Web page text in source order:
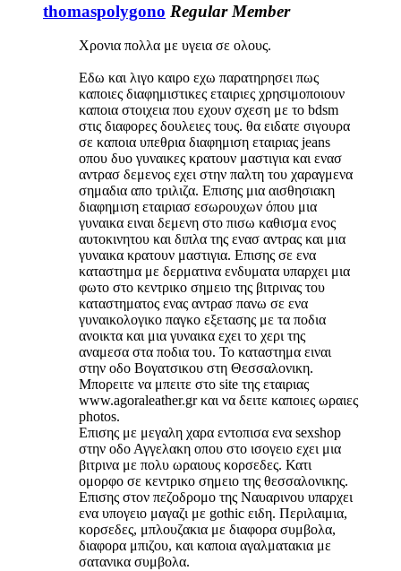
thomaspolygono Regular Member
Χρονια πολλα με υγεια σε ολους.
Εδω και λιγο καιρο εχω παρατηρησει πως
καποιες διαφημιστικες εταιριες χρησιμοποιουν
καποια στοιχεια που εχουν σχεση με το bdsm
στις διαφορες δουλειες τους. θα ειδατε σιγουρα
σε καποια υπεθρια διαφημιση εταιριας jeans
οπου δυο γυναικες κρατουν μαστιγια και ενασ
αντρασ δεμενος εχει στην παλτη του χαραγμενα
σημαδια απο τριλιζα. Επισης μια αισθησιακη
διαφημιση εταιριασ εσωρουχων όπου μια
γυναικα ειναι δεμενη στο πισω καθισμα ενος
αυτοκινητου και διπλα της ενασ αντρας και μια
γυναικα κρατουν μαστιγια. Επισης σε ενα
καταστημα με δερματινα ενδυματα υπαρχει μια
φωτο στο κεντρικο σημειο της βιτρινας του
καταστηματος ενας αντρασ πανω σε ενα
γυναικολογικο παγκο εξετασης με τα ποδια
ανοικτα και μια γυναικα εχει το χερι της
αναμεσα στα ποδια του. Το καταστημα ειναι
στην οδο Βογατσικου στη Θεσσαλονικη.
Μπορειτε να μπειτε στο site της εταιριας
www.agoraleather.gr και να δειτε καποιες ωραιες
photos.
Επισης με μεγαλη χαρα εντοπισα ενα sexshop
στην οδο Αγγελακη οπου στο ισογειο εχει μια
βιτρινα με πολυ ωραιους κορσεδες. Κατι
ομορφο σε κεντρικο σημειο της θεσσαλονικης.
Επισης στον πεζοδρομο της Ναυαρινου υπαρχει
ενα υπογειο μαγαζι με gothic ειδη. Περιλαιμια,
κορσεδες, μπλουζακια με διαφορα συμβολα,
διαφορα μπιζου, και καποια αγαλματακια με
σατανικα συμβολα.